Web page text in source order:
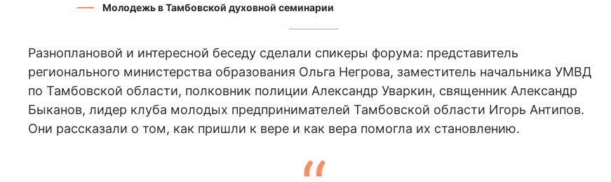
Молодежь в Тамбовской духовной семинарии
Разноплановой и интересной беседу сделали спикеры форума: представитель
регионального министерства образования Ольга Негрова, заместитель начальника УМВД
по Тамбовской области, полковник полиции Александр Уваркин, священник Александр
Быканов, лидер клуба молодых предпринимателей Тамбовской области Игорь Антипов.
Они рассказали о том, как пришли к вере и как вера помогла их становлению.